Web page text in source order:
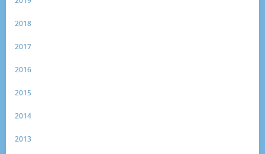
2018
2017
2016
2015
2014
2013